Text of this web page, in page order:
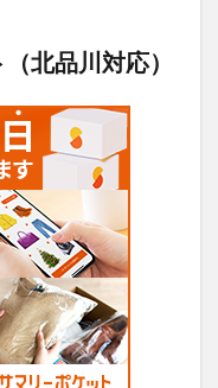
北品川対応）